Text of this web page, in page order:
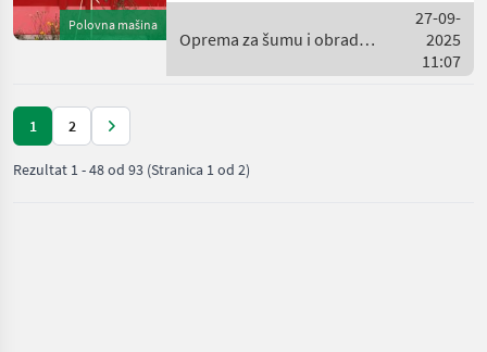
Polovna mašina
Seil
Oprema za šumu i obradu
27-09-
2025
11:07
1 2
Rezultat 1-48od 93 (Stranica 1 od 2)